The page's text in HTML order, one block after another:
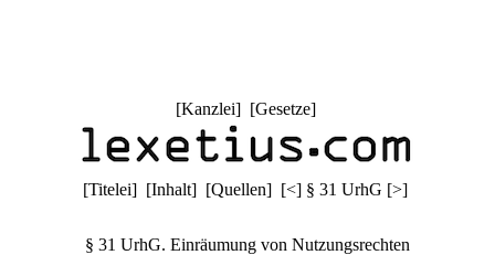
[Kanzlei] [Gesetze]
[Titelei] [Inhalt] [Quellen] [<] § 31 UrhG [>]
§ 31 UrhG. Einräumung von Nutzungsrechten